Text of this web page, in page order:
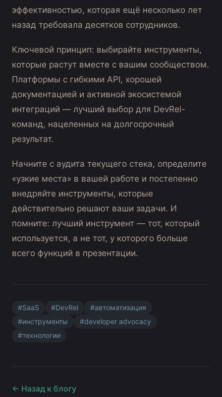
эффективностью, которая ещё несколько лет
назад требовала десятков сотрудников.
Ключевой принцип: выбирайте инструменты,
которые растут вместе с вашим сообществом.
Платформы с гибкими API, хорошей
документацией и активной экосистемой
интеграций — лучший выбор для DevRel-
команд, нацеленных на долгосрочный
результат.
Начните с аудита текущего стека, определите
«узкие места» в вашей работе и постепенно
внедряйте инструменты, которые
действительно решают ваши задачи. И
помните: лучший инструмент — тот, который
используется, а не тот, у которого больше
всего функций в презентации.
#SaaS #DevRel #автоматизация
#инструменты #developer advocacy
#технологии
← Назад к блогу